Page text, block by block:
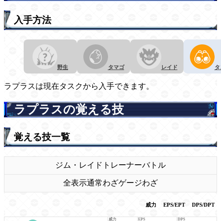
入手方法
野生 タマゴ レイド
ラプラスは現在タスクから入手できます。
ラプラスの覚える技
覚える技一覧
ジム・レイド トレーナーバトル
全表示通常わざゲージわざ
威力 EPS/EPT DPS/DPT